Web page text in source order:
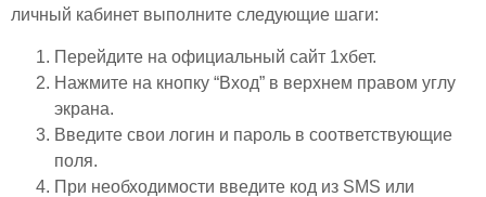
личный кабинет выполните следующие шаги:
Перейдите на официальный сайт 1хбет.
Нажмите на кнопку “Вход” в верхнем правом углу
экрана.
Введите свои логин и пароль в соответствующие
поля.
При необходимости введите код из SMS или